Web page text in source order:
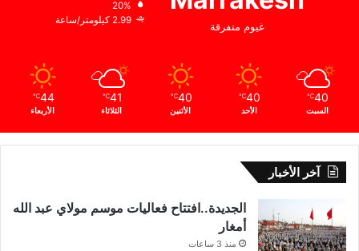
غيوم متفرقة
20%
2.99 كيلومتر/ساعة
40
℃
السبت
40
℃
الأحد
40
℃
الأثنين
41
℃
الثلاثاء
44
℃
الأربعاء
آخر الأخبار
الجديدة..افتتاح فعاليات موسم مولاي عبد الله
أمغار
منذ 3 ساعات